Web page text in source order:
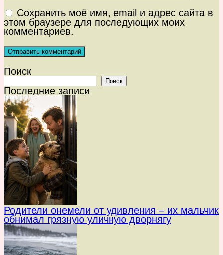
Сохранить моё имя, email и адрес сайта в
этом браузере для последующих моих
комментариев.
Поиск
Поиск
Последние записи
Родители онемели от удивления – их мальчик
обнимал грязную уличную дворнягу